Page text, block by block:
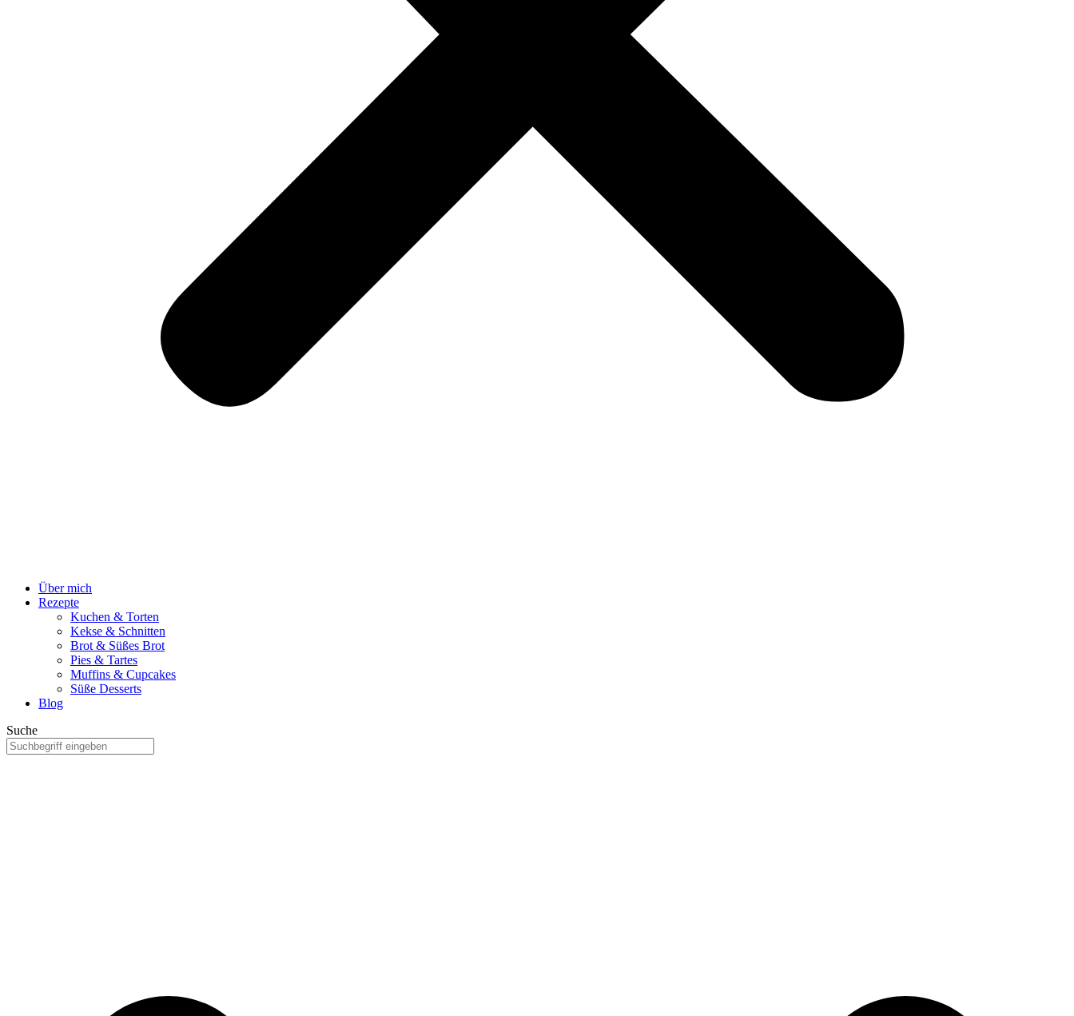
Über mich
Rezepte
Kuchen & Torten
Kekse & Schnitten
Brot & Süßes Brot
Pies & Tartes
Muffins & Cupcakes
Süße Desserts
Blog
Suche